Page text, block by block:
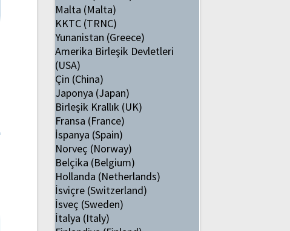
Malta (Malta)
KKTC (TRNC)
Yunanistan (Greece)
Amerika Birleşik Devletleri
(USA)
Çin (China)
Japonya (Japan)
Birleşik Krallık (UK)
Fransa (France)
İspanya (Spain)
Norveç (Norway)
Belçika (Belgium)
Hollanda (Netherlands)
İsviçre (Switzerland)
İsveç (Sweden)
İtalya (Italy)